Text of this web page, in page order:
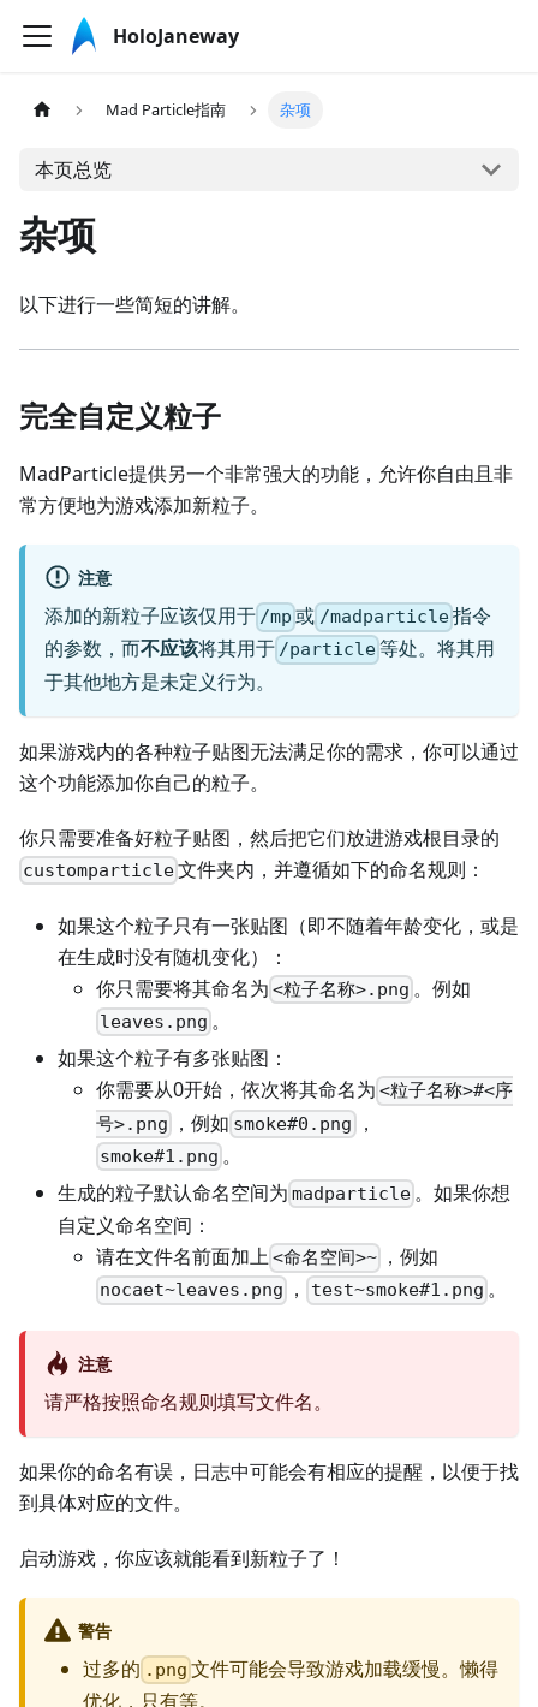
HoloJaneway
Mad Particle指南 杂项
本页总览
杂项
以下进行一些简短的讲解。
完全自定义粒子
MadParticle提供另一个非常强大的功能，允许你自由且非
常方便地为游戏添加新粒子。
注意
添加的新粒子应该仅用于 /mp 或 /madparticle指令
的参数，而不应该将其用于 /particle等处。将其用
于其他地方是未定义行为。
如果游戏内的各种粒子贴图无法满足你的需求，你可以通过
这个功能添加你自己的粒子。
你只需要准备好粒子贴图，然后把它们放进游戏根目录的
customparticle文件夹内，并遵循如下的命名规则：
如果这个粒子只有一张贴图（即不随着年龄变化，或是
在生成时没有随机变化）：
你只需要将其命名为 <粒子名称>.png 。例如
leaves.png 。
如果这个粒子有多张贴图：
你需要从0开始，依次将其命名为 <粒子名称>#<序
号>.png
，例如 smoke#0.png ，
smoke#1.png 。
生成的粒子默认命名空间为 madparticle 。如果你想
自定义命名空间：
请在文件名前面加上<命名空间>~ ，例如
nocaet~leaves.png ， test~smoke#1.png 。
注意
请严格按照命名规则填写文件名。
如果你的命名有误，日志中可能会有相应的提醒，以便于找
到具体对应的文件。
启动游戏，你应该就能看到新粒子了！
警告
过多的 .png 文件可能会导致游戏加载缓慢。懒得
优化，只有等。